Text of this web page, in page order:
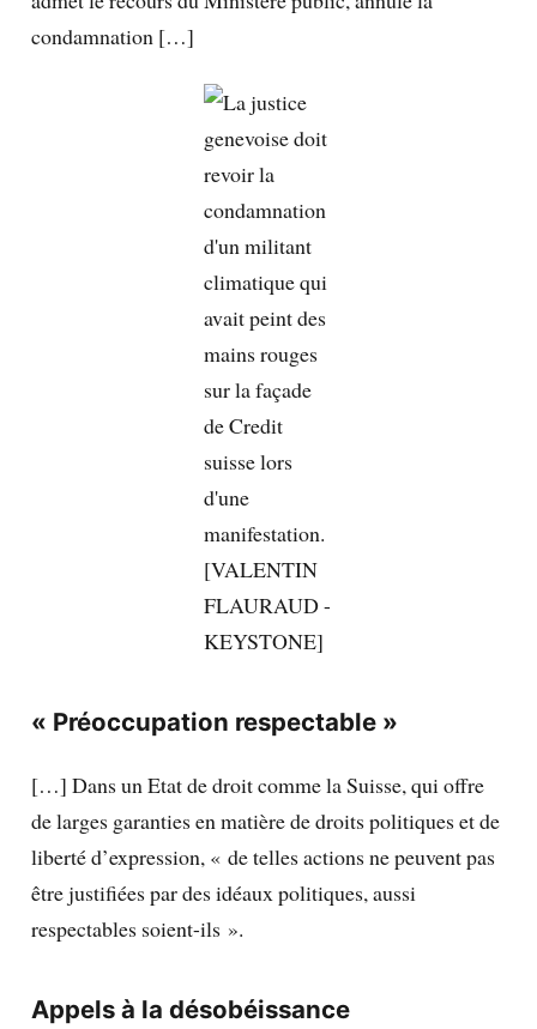
condamnation […]
« Préoccupation respectable »
[…] Dans un Etat de droit comme la Suisse, qui offre
de larges garanties en matière de droits politiques et de
liberté d’expression, « de telles actions ne peuvent pas
être justifiées par des idéaux politiques, aussi
respectables soient-ils ».
Appels à la désobéissance